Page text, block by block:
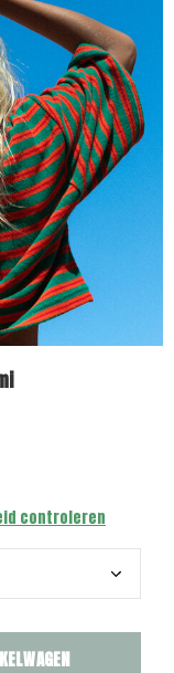
controleren